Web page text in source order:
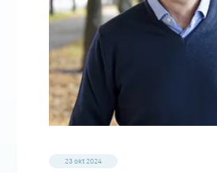
23 okt 2024